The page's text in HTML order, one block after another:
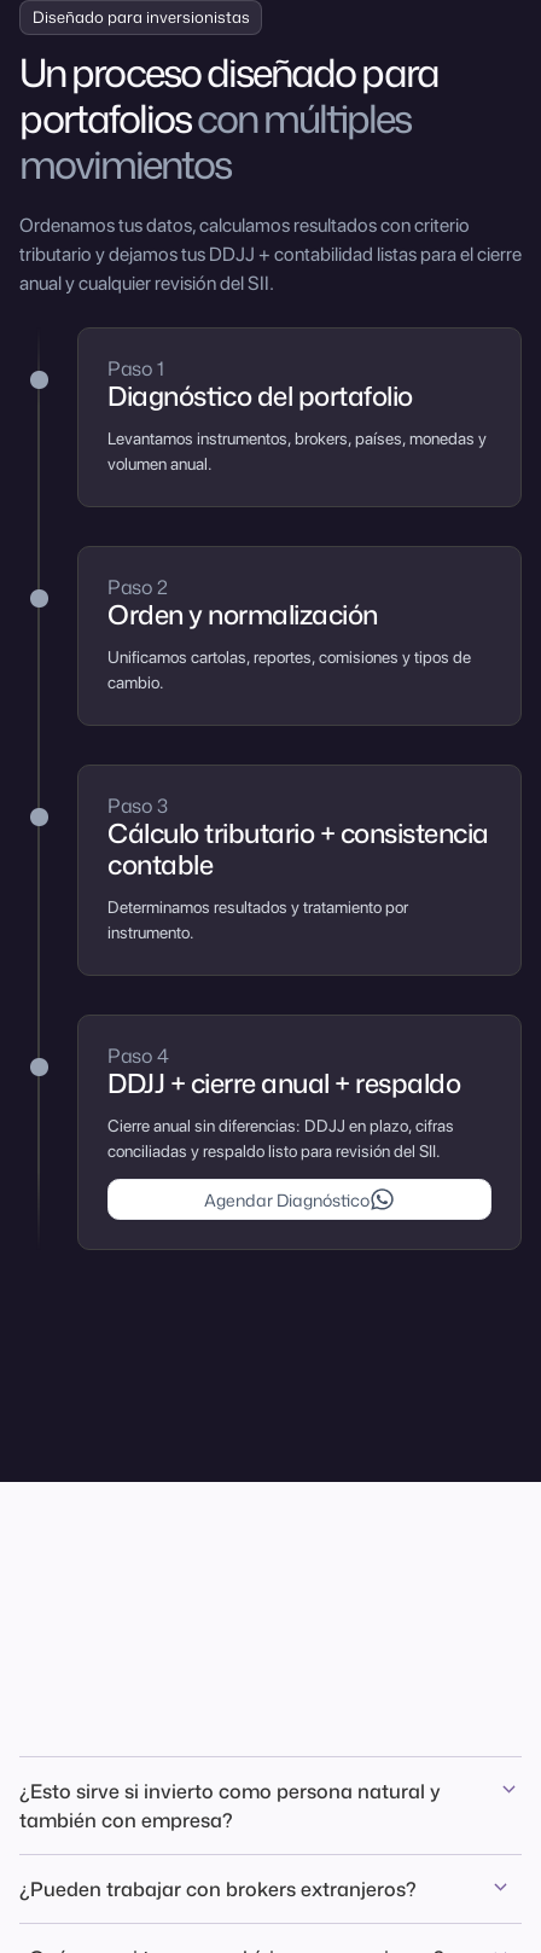
Diseñado para inversionistas
Un proceso diseñado para
portafolioscon múltiples
movimientos
Ordenamos tus datos, calculamos resultados con criterio
tributario y dejamos tus DDJJ + contabilidad listas para el cierre
anual y cualquier revisión del SII.
Paso 1
Diagnóstico del portafolio
Levantamos instrumentos, brokers, países, monedas y
volumen anual.
Paso 2
Orden y normalización
Unificamos cartolas, reportes, comisiones y tipos de
cambio.
Paso 3
Cálculo tributario + consistencia
contable
Determinamos resultados y tratamiento por
instrumento.
Paso 4
DDJJ + cierre anual + respaldo
Cierre anual sin diferencias: DDJJ en plazo, cifras
conciliadas y respaldo listo para revisión del SII.
Agendar Diagnóstico
¿Esto sirve si invierto como persona natural y
también con empresa?
diferencias si no se separan flujos, costos y respaldos.
¿Pueden trabajar con brokers extranjeros?